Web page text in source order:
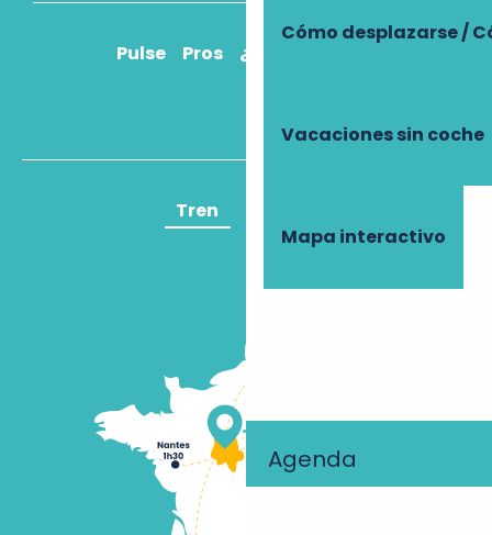
Cómo desplazarse /
Vacaciones sin coche
Mapa interactivo
Agenda
Pulse Pros ¿Cómo llegar?
Tren